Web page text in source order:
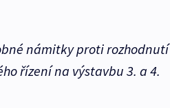
námitky proti rozhodnutí
řízení na výstavbu 3. a 4.